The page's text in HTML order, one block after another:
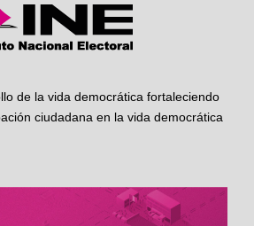
de la vida democrática fortaleciendo
ciudadana en la vida democrática